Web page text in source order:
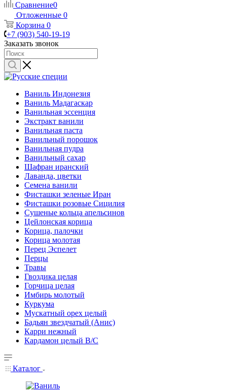
Сравнение0
Отложенные 0
Корзина 0
+7 (903) 540-19-19
Заказать звонок
Ваниль Индонезия
Ваниль Мадагаскар
Ванильная эссенция
Экстракт ванили
Ванильная паста
Ванильный порошок
Ванильная пудра
Ванильный сахар
Шафран иранский
Лаванда, цветки
Семена ванили
Фисташки зеленые Иран
Фисташки розовые Сицилия
Сушеные кольца апельсинов
Цейлонская корица
Корица, палочки
Корица молотая
Перец Эспелет
Перцы
Травы
Гвоздика целая
Горчица целая
Имбирь молотый
Куркума
Мускатный орех целый
Бадьян звездчатый (Анис)
Карри нежный
Кардамон целый В/С
Каталог